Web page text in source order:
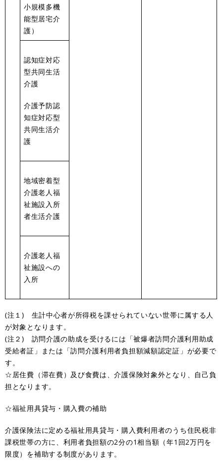
小規模多機
能型居宅介
護）
認知症対応
型共同生活
介護
介護予防認
知症対応型
共同生活介
護
地域密着型
介護老人福
祉施設入所
者生活介護
介護老人福
祉施設への
入所
(注１) 生計中心者が所得税を課せられていない世帯に属する人
が対象となります。
(注２) 訪問介護の助成を受けるには「被爆者訪問介護利用助成
受給者証」または「訪問介護利用者負担額減額認定証」が必要で
す。
☆居住費（滞在費）及び食費は、介護保険対象外となり、自己負
担となります。
☆福祉用具貸与・購入費の補助
介護保険法に定める福祉用具貸与・購入費利用者のうち住民税非
課税世帯の方に、利用者負担額の2分の1相当額（年1回2万円を
限度）を補助する制度があります。